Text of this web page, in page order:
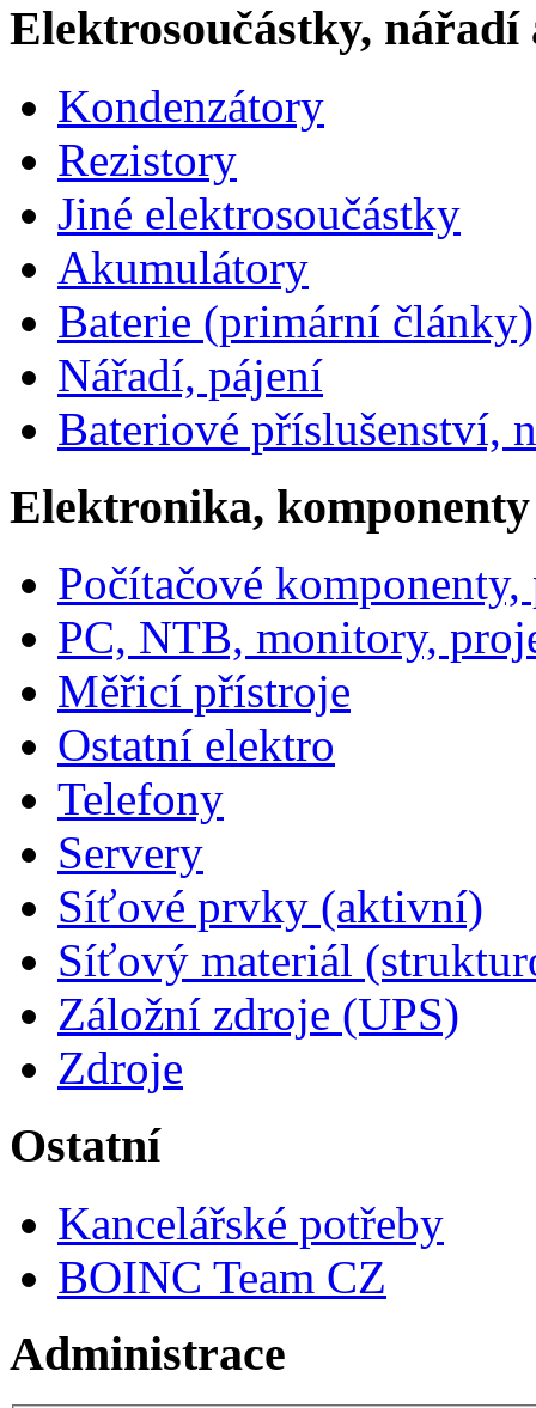
Elektrosoučástky, nářadí
Kondenzátory
Rezistory
Jiné elektrosoučástky
Akumulátory
Baterie (primární články)
Nářadí, pájení
Bateriové příslušenství,
Elektronika, komponenty
Počítačové
PC, NTB, monitory,
Měřicí přístroje
Ostatní elektro
Telefony
Servery
Síťové prvky (aktivní)
Síťový materiál
Záložní zdroje (UPS)
Zdroje
Ostatní
Kancelářské potřeby
BOINC Team CZ
Administrace